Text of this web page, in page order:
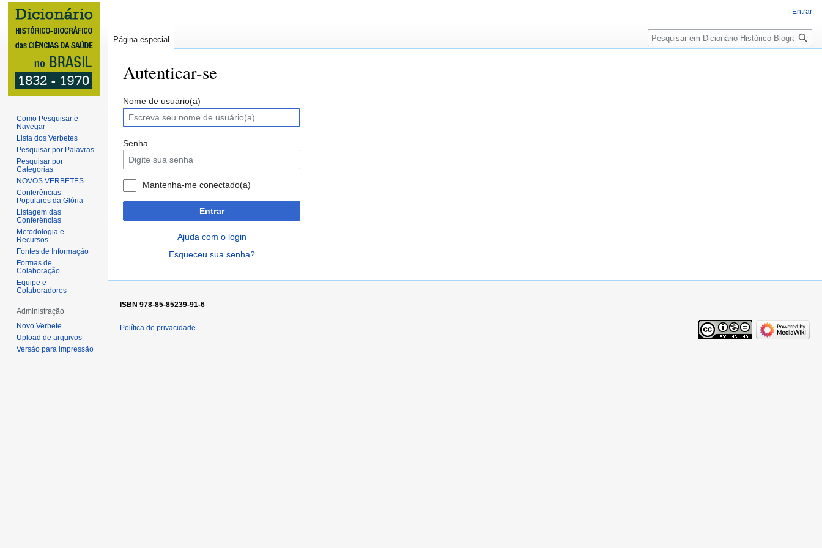
Autenticar-se
Ir
para
navegação
Ir
para
pesquisar
Nome de usuário(a)
Senha
Mantenha-me conectado(a)
Entrar
Ajuda com o login
Esqueceu sua senha?
Entrar
Página especial Pesquisa
Como Pesquisar e
Navegar
Lista dos Verbetes
Pesquisar por Palavras
Pesquisar por
Categorias
NOVOS VERBETES
Conferências
Populares da Glória
Listagem das
Conferências
Metodologia e
Recursos
Fontes de Informação
Formas de
Colaboração
Equipe e
Colaboradores
Administração
Novo Verbete
Upload de arquivos
Versão para impressão
ISBN 978-85-85239-91-6
Política de privacidade